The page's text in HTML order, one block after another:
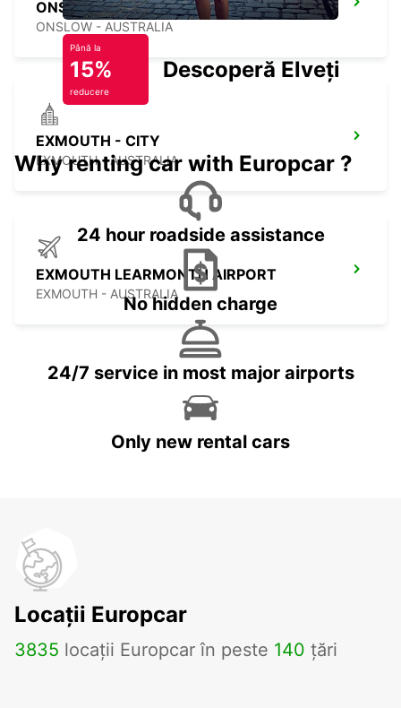
ONSLOW
ONSLOW - AUSTRALIA
EXMOUTH - CITY
EXMOUTH - AUSTRALIA
EXMOUTH LEARMONTH AIRPORT
EXMOUTH - AUSTRALIA
Până la
15%
reducere
Descoperă Elveția
Why renting car with Europcar ?
24 hour roadside assistance
No hidden charge
24/7 service in most major airports
Only new rental cars
Locații Europcar
3835 locații Europcar în peste 140 țări